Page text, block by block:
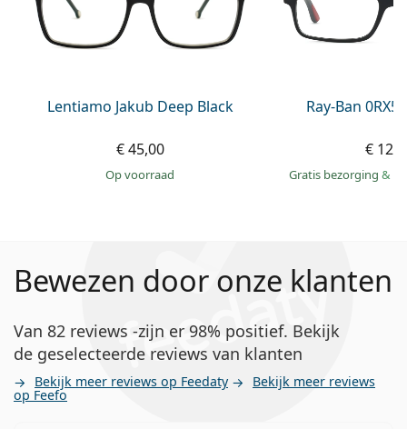
Lentiamo Jakub Deep Black
€ 45,00
op voorraad
Ray-Ban
€
Gratis bezorging &
Bewezen door onze klanten
Van 82 reviews -zijn er 98% positief. Bekijk
de geselecteerde reviews van klanten
Bekijk meer reviews op Feedaty Bekijk meer reviews
op Feefo